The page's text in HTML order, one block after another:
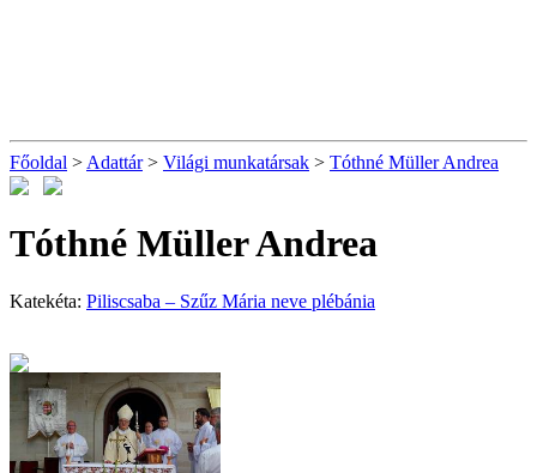
Főoldal > Adattár> Világi munkatársak > Tóthné Müller Andrea
Tóthné Müller Andrea
Katekéta: Piliscsaba – Szűz Mária neve plébánia